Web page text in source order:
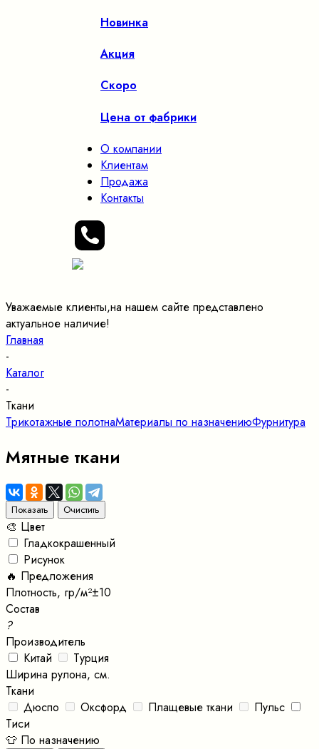
Новинка
Акция
Скоро
Цена от фабрики
О компании
Клиентам
Продажа
Контакты
Уважаемые клиенты,на нашем сайте представлено
актуальное наличие!
Главная
-
Каталог
-
Ткани
Трикотажные полотнаМатериалы по назначениюФурнитура
Мятные ткани
🎨 Цвет
Гладкокрашенный
Рисунок
🔥 Предложения
Плотность, гр/м²±10
Состав
?
Производитель
Китай
Турция
Ширина рулона, см.
Ткани
Дюспо
Оксфорд Плащевые ткани
Пульс
Тиси
👕 По назначению